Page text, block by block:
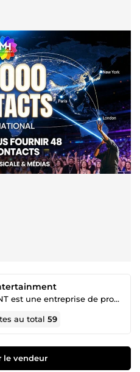
MH ENTERTAINMENT est une entreprise de promotion marketing
au total59
le vendeur